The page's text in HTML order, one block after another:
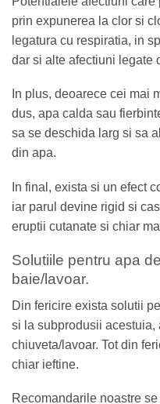
prin expunerea la clor si
legatura cu respiratia, in
dar si alte afectiuni legate
In plus, deoarece cei mai
dus, apa calda sau
sa se deschida larg si sa
din apa.
In final, exista si un efect
iar parul devine rigid si
eruptii cutanate si chiar
Solutiile pentru apa
baie/lavoar.
Din fericire exista solutii
si la subprodusii acestuia,
chiuveta/lavoar. Tot din
chiar ieftine.
Recomandarile noastre